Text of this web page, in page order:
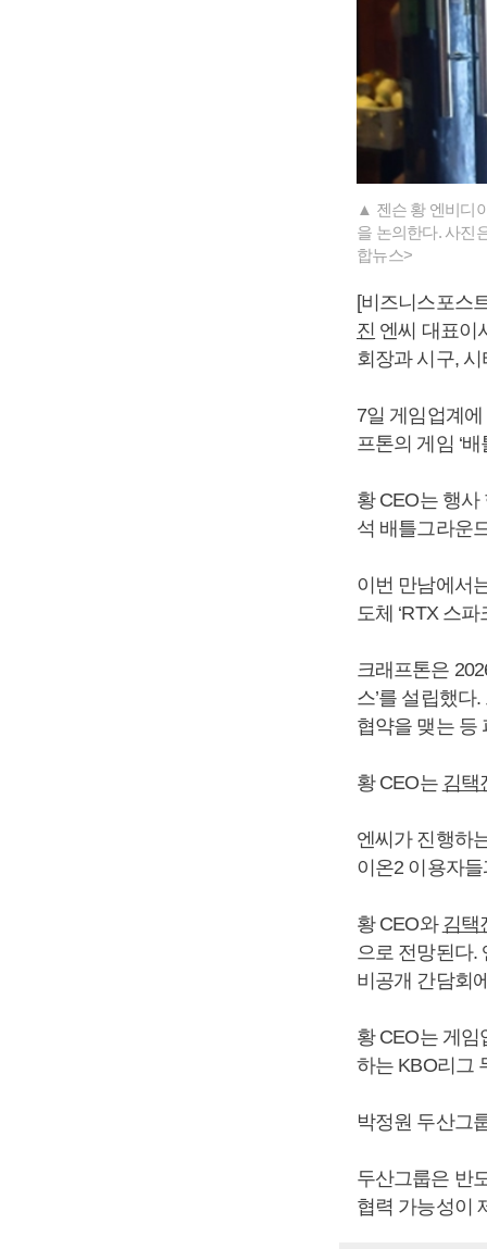
▲ 젠슨 황 엔비디
을 논의한다. 사진
합뉴스>
[비즈니스포스
진 엔씨 대표이
회장과 시구,
7일 게임업계
프톤의 게임 ‘
황 CEO는 행
석 배틀그라운
이번 만남에서
도체 ‘RTX 스
크래프톤은
스’를 설립했
협약을 맺는 등
황 CEO는 김택
엔씨가 진행하
이온2 이용자
황 CEO와 김택
으로 전망된다.
비공개 간담회
황 CEO는 게
하는 KBO리그
박정원 두산그
두산그룹은 반
협력 가능성이